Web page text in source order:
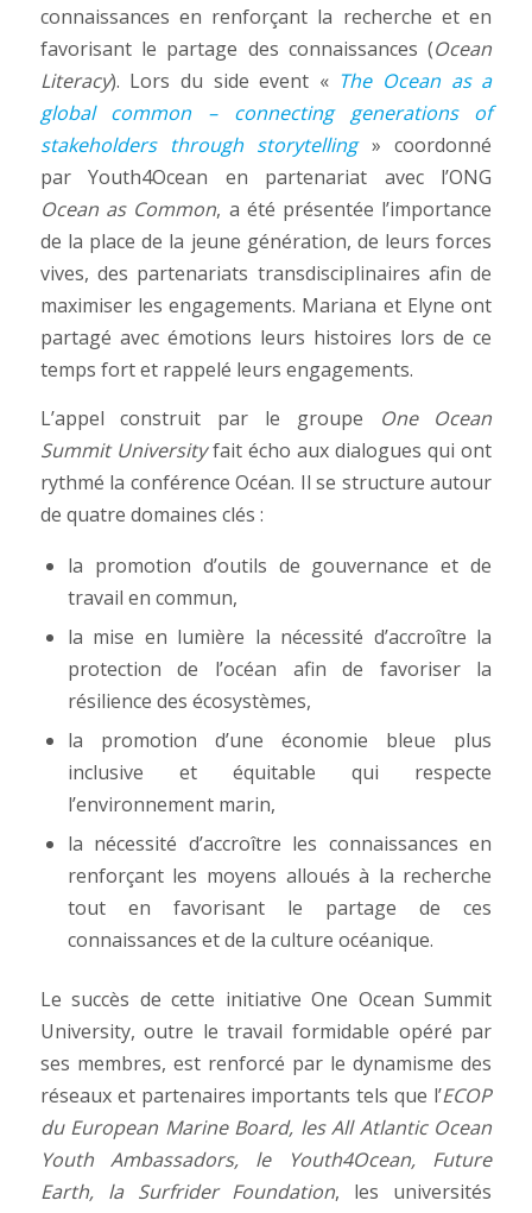
connaissances en renforçant la recherche et en
favorisant le partage des connaissances (Ocean
Literacy). Lors du side event « The Ocean as a
global common – connecting generations of
stakeholders through storytelling» coordonné
par Youth4Ocean en partenariat avec l’ONG
Ocean as Common, a été présentée l’importance
de la place de la jeune génération, de leurs forces
vives, des partenariats transdisciplinaires afin de
maximiser les engagements. Mariana et Elyne ont
partagé avec émotions leurs histoires lors de ce
temps fort et rappelé leurs engagements.
L’appel construit par le groupe
One Ocean
Summit Universityfait écho aux dialogues qui ont
rythmé la conférence Océan. Il se structure autour
de quatre domaines clés :
la promotion d’outils de gouvernance et de
travail en commun,
la mise en lumière la nécessité d’accroître la
protection de l’océan afin de favoriser la
résilience des écosystèmes,
la promotion d’une économie bleue plus
inclusive et équitable qui respecte
l’environnement marin,
la nécessité d’accroître les connaissances en
renforçant les moyens alloués à la recherche
tout en favorisant le partage de ces
connaissances et de la culture océanique.
Le succès de cette initiative One Ocean Summit
University, outre le travail formidable opéré par
ses membres, est renforcé par le dynamisme des
réseaux et partenaires importants tels que l’ECOP
du European Marine Board, les All Atlantic Ocean
Youth Ambassadors, le Youth4Ocean, Future
Earth, la Surfrider Foundation, les universités